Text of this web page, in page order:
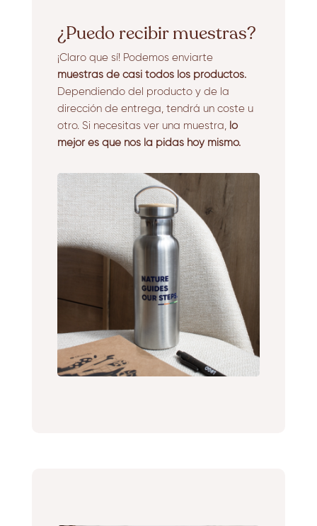
¿Puedo recibir muestras?
¡Claro que sí! Podemos enviarte
muestras de casi todos los productos.
Dependiendo del producto y de la
dirección de entrega, tendrá un coste u
otro. Si necesitas ver una muestra, lo
mejor es que nos la pidas hoy mismo.